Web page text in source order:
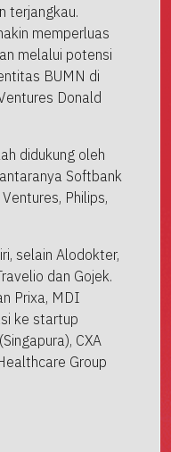
terjangkau.
memperluas
melalui potensi
BUMN di
Donald
didukung oleh
Softbank
Philips,
selain Alodokter,
dan Gojek.
Prixa, MDI
ke startup
CXA
Group